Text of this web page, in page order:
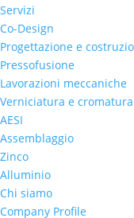
Servizi
Co-Design
Progettazione e
Pressofusione
Lavorazioni meccaniche
Verniciatura e cromatura
AESI
Assemblaggio
Zinco
Alluminio
Chi siamo
Company Profile